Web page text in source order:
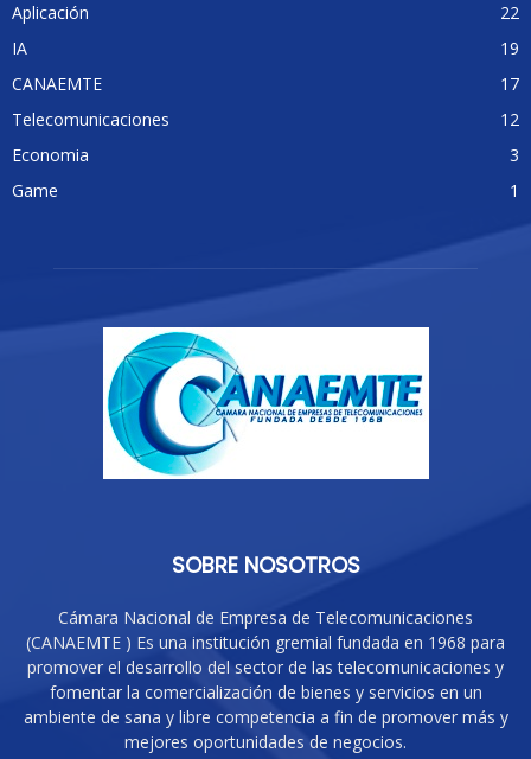
Aplicación
22
IA
19
CANAEMTE
17
Telecomunicaciones
12
Economia
3
Game
1
SOBRE NOSOTROS
Cámara Nacional de Empresa de Telecomunicaciones
(CANAEMTE ) Es una institución gremial fundada en 1968 para
promover el desarrollo del sector de las telecomunicaciones y
fomentar la comercialización de bienes y servicios en un
ambiente de sana y libre competencia a fin de promover más y
mejores oportunidades de negocios.